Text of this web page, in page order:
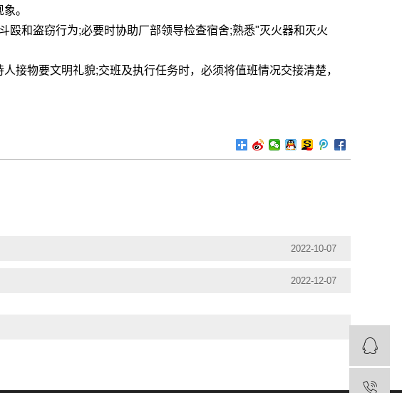
。
和盗窃行为;必要时协助厂部领导检查宿舍;熟悉"灭火器和灭火
物要文明礼貌;交班及执行任务时，必须将值班情况交接清楚，
2022-10-07
2022-12-07